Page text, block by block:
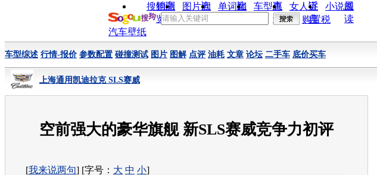
销商
询
比
惠
诉
展
搜狗浏
览器
图片欣
赏
单词翻
车型查
询
女人宝
典
小说阅
读
购置税
汽车壁纸
车型综述 行情-报价 参数配置 碰撞测试 图片 图解 点评 油耗 文章 论坛 二手车 底价买车
上海通用凯迪拉克 SLS赛威
空前强大的豪华旗舰 新SLS赛威竞争力初评
[我来说两句] [字号： 大 中 小]